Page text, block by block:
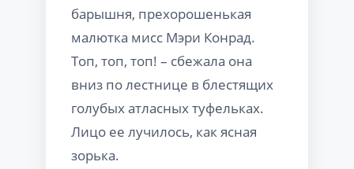
барышня, прехорошенькая
малютка мисс Мэри Конрад.
Топ, топ, топ! – сбежала она
вниз по лестнице в блестящих
голубых атласных туфельках.
Лицо ее лучилось, как ясная
зорька.